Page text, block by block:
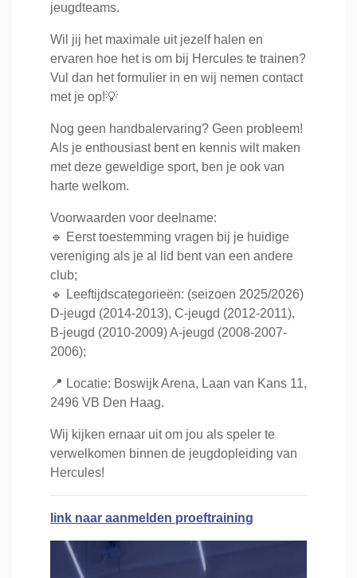
jeugdteams.
Wil jij het maximale uit jezelf halen en
ervaren hoe het is om bij Hercules te trainen?
Vul dan het formulier in en wij nemen contact
met je op!💡
Nog geen handbalervaring? Geen probleem!
Als je enthousiast bent en kennis wilt maken
met deze geweldige sport, ben je ook van
harte welkom.
Voorwaarden voor deelname:
🔹 Eerst toestemming vragen bij je huidige
vereniging als je al lid bent van een andere
club;
🔹 Leeftijdscategorieën: (seizoen 2025/2026)
D-jeugd (2014-2013), C-jeugd (2012-2011),
B-jeugd (2010-2009) A-jeugd (2008-2007-
2006);
📍 Locatie: Boswijk Arena, Laan van Kans 11,
2496 VB Den Haag.
Wij kijken ernaar uit om jou als speler te
verwelkomen binnen de jeugdopleiding van
Hercules!
link naar aanmelden proeftraining